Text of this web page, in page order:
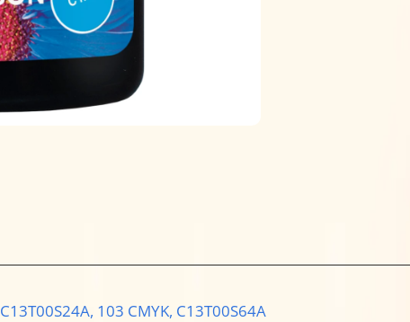
C13T00S24A, 103 CMYK, C13T00S64A